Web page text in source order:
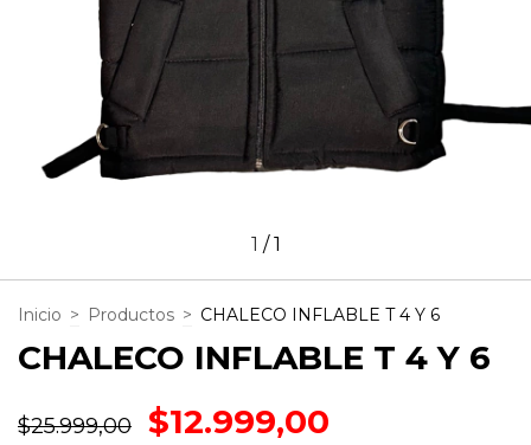
1 /1
Inicio > Productos > CHALECO INFLABLE T 4 Y 6
CHALECO INFLABLE T 4 Y 6
$25.999,00 $12.999,00